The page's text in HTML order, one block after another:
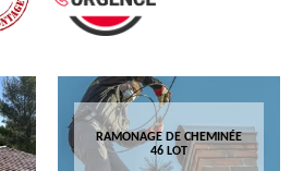
RAMONAGE DE CHEMINÉE
46 LOT